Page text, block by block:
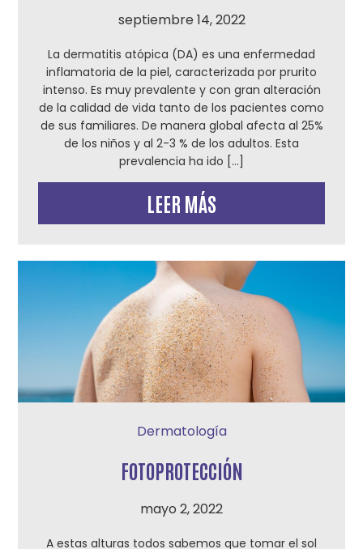
septiembre 14, 2022
La dermatitis atópica (DA) es una enfermedad
inflamatoria de la piel, caracterizada por prurito
intenso. Es muy prevalente y con gran alteración
de la calidad de vida tanto de los pacientes como
de sus familiares. De manera global afecta al 25%
de los niños y al 2-3 % de los adultos. Esta
prevalencia ha ido […]
LEER MÁS
Dermatología
FOTOPROTECCIÓN
mayo 2, 2022
A estas alturas todos sabemos que tomar el sol